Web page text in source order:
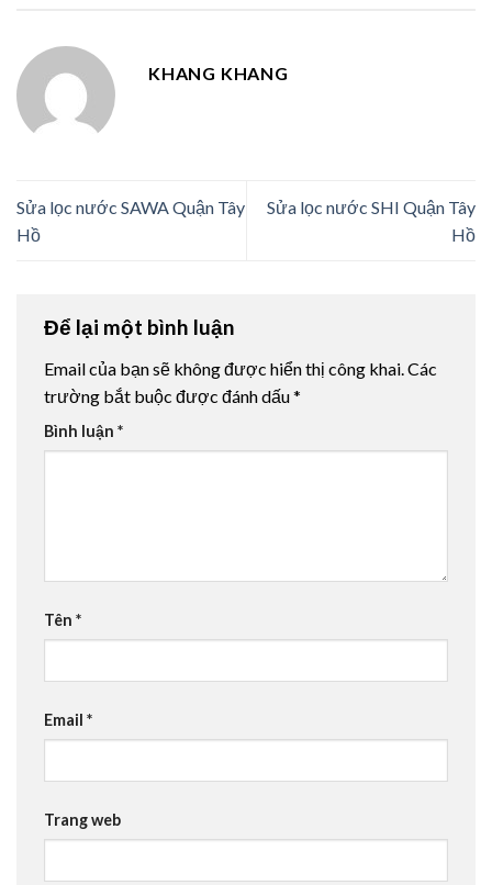
KHANG KHANG
Sửa lọc nước SAWA Quận Tây
Hồ
Sửa lọc nước SHI Quận Tây
Hồ
Để lại một bình luận
Email của bạn sẽ không được hiển thị công khai. Các
trường bắt buộc được đánh dấu*
Bình luận *
Tên *
Email *
Trang web